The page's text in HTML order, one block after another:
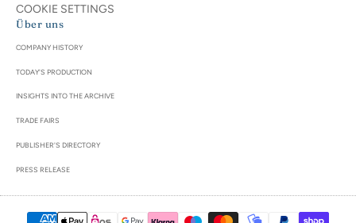
COOKIE SETTINGS
Über uns
COMPANY HISTORY
TODAY'S PRODUCTION
INSIGHTS INTO THE ARCHIVE
TRADE FAIRS
PUBLISHER'S DIRECTORY
PRESS RELEASE